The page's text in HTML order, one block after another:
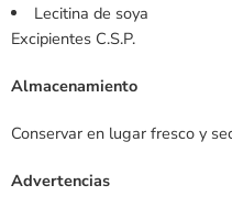
Lecitina de soya
Excipientes C.S.P.
Almacenamiento
Conservar en lugar fresco y
Advertencias